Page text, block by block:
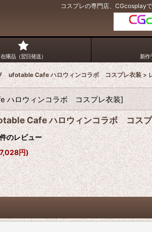
コスプレの専門店、CGcosplay
在庫品（翌日発送） 新作
ufotable Cafe ハロウィンコラボ コスプレ衣装 >
ロウィンコラボ コスプレ衣装]
Cafe ハロウィンコラボ コスプ
件のレビュー
円)